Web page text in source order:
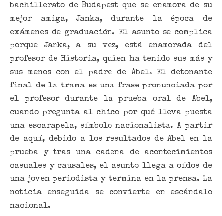
bachillerato de Budapest que se enamora de su
mejor amiga, Janka, durante la época de
exámenes de graduación. El asunto se complica
porque Janka, a su vez, está enamorada del
profesor de Historia, quien ha tenido sus más y
sus menos con el padre de Abel. El detonante
final de la trama es una frase pronunciada por
el profesor durante la prueba oral de Abel,
cuando pregunta al chico por qué lleva puesta
una escarapela, símbolo nacionalista. A partir
de aquí, debido a los resultados de Abel en la
prueba y tras una cadena de acontecimientos
casuales y causales, el asunto llega a oídos de
una joven periodista y termina en la prensa. La
noticia enseguida se convierte en escándalo
nacional.